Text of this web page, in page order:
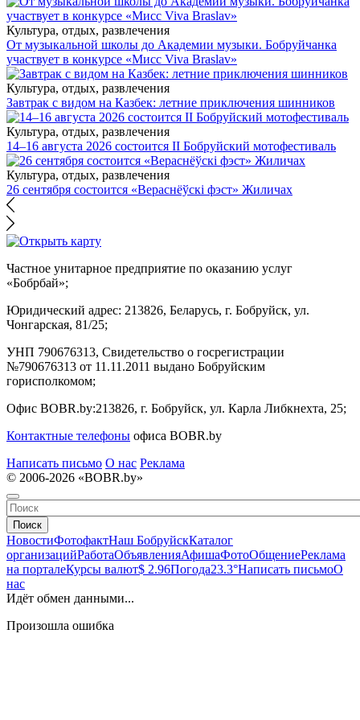
Культура, отдых, развлечения
От музыкальной школы до Академии музыки. Бобруйчанка
участвует в конкурсе «Мисс Viva Braslav»
Культура, отдых, развлечения
Завтрак с видом на Казбек: летние приключения шинников
Культура, отдых, развлечения
14–16 августа 2026 состоится II Бобруйский мотофестиваль
Культура, отдых, развлечения
26 сентября состоится «Вераснёўскі фэст» Жиличах
Частное унитарное предприятие по оказанию услуг
«Бобрбай»;
Юридический адрес: 213826, Беларусь, г. Бобруйск, ул.
Чонгарская, 81/25;
УНП 790676313, Свидетельство о госрегистрации
№790676313 от 11.11.2011 выдано Бобруйским
горисполкомом;
Офис BOBR.by:213826, г. Бобруйск, ул. Карла Либкнехта, 25;
Контактные телефоны офиса BOBR.by
Написать письмо О нас Реклама
© 2006-2026 «BOBR.by»
Поиск
НовостиФотофактНаш БобруйскКаталог
организацийРаботаОбъявленияАфишаФотоОбщениеРеклама
на порталеКурсы валют$ 2.96Погода23.3°Написать письмоО
нас
Идёт обмен данными...
Произошла ошибка